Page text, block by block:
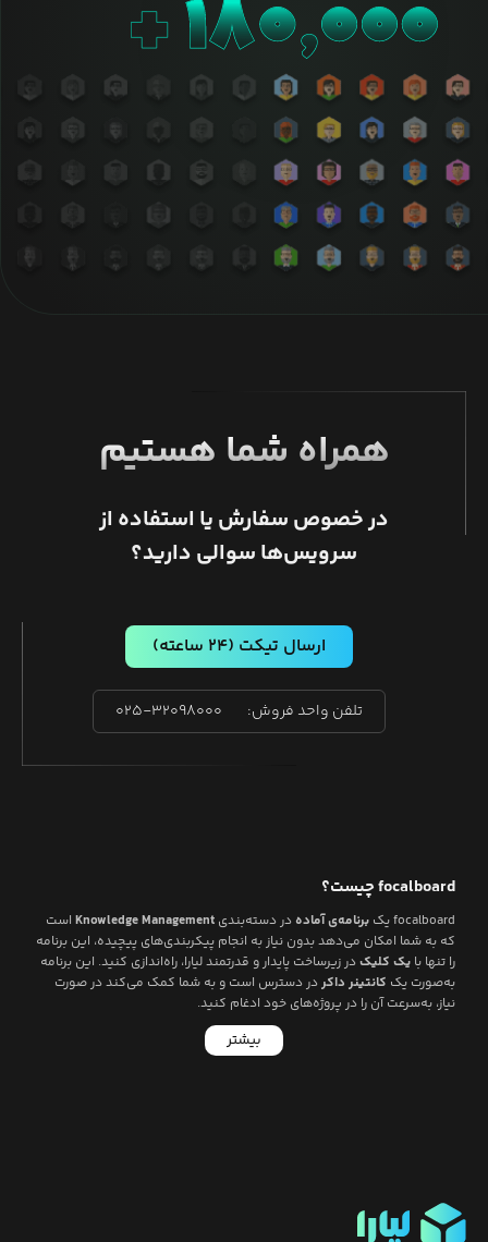
همراه شما هستیم
در خصوص سفارش یا استفاده از
سرویس‌ها سوالی دارید؟
ارسال تیکت (۲۴ ساعته)
تلفن واحد فروش: ۰۲۵-۳۲۰۹۸۰۰۰
focalboardچیست؟
focalboardیک برنامه‌ی آمادهدر دسته‌بندی Knowledge Management است
که به شما امکان می‌دهد بدون نیاز به انجام پیکربندی‌های پیچیده، این برنامه
را تنها با یک کلیکدر زیرساخت پایدار و قدرتمند لیارا، راه‌اندازی کنید. این برنامه
به‌صورت یک کانتینر داکردر دسترس است و به شما کمک می‌کند در صورت
نیاز، به‌سرعت آن را در پروژه‌های خود ادغام کنید.
بیشتر